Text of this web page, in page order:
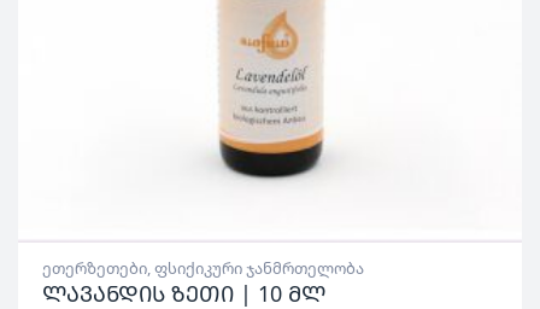
ეთერზეთები,ფსიქიკური ჯანმრთელობა
ლავანდის ზეთი | 10 მლ